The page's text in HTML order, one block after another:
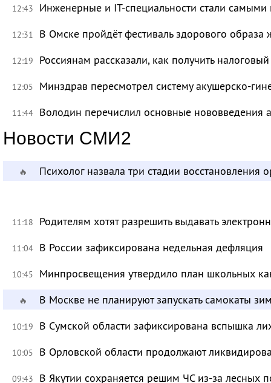
12:43 Инженерные и IT-специальности стали
12:31 В Омске пройдёт фестиваль здорового
12:19 Россиянам рассказали, как получить
12:05 Минздрав пересмотрел систему акушерско-
11:44 Володин перечислил основные нововведения
Новости СМИ2
🔥 Психолог назвала три стадии восстановления
11:18 Родителям хотят разрешить выдавать
11:04 В России зафиксирована недельная дефляция
10:45 Минпросвещения утвердило план школьных
🔥 В Москве не планируют запускать самокаты
10:19 В Сумской области зафиксирована вспышка
10:05 В Орловской области продолжают
09:43 В Якутии сохраняется решим ЧС из-за лесных